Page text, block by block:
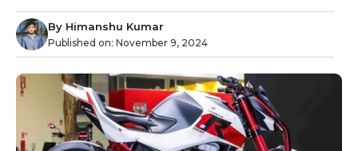
By Himanshu Kumar
Published on: November 9, 2024